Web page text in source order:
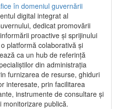
în domeniul guvernării
digital integrat al
dedicat promovării
proactive și sprijinului
platformă colaborativă și
ca un hub de referință
din administrația
furnizarea de resurse, ghiduri
interesate, prin facilitarea
instrumente de consultare și
monitorizare publică.